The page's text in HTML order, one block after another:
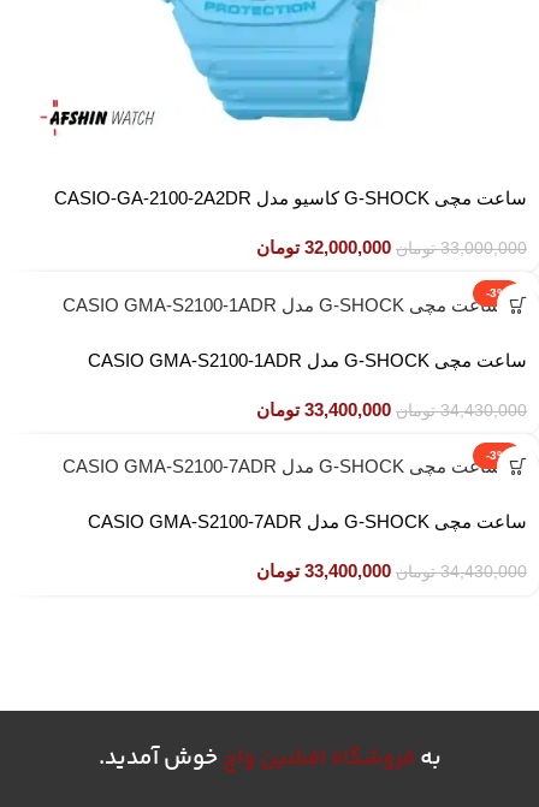
ساعت مچی G-SHOCK کاسیو مدل CASIO-GA-2100-2A2DR
33,000,000 تومان 32,000,000 تومان
-3%
ساعت مچی G-SHOCK مدل CASIO GMA-S2100-1ADR
34,430,000 تومان 33,400,000 تومان
-3%
ساعت مچی G-SHOCK مدل CASIO GMA-S2100-7ADR
34,430,000 تومان 33,400,000 تومان
به فروشگاه افشین واچخوش آمدید.